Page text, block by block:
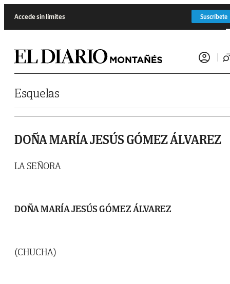
Accede sin límites Suscríbete
Esquelas
DOÑA MARÍA JESÚS GÓMEZ ÁLVAREZ
LA SEÑORA
DOÑA MARÍA JESÚS GÓMEZ ÁLVAREZ
(CHUCHA)